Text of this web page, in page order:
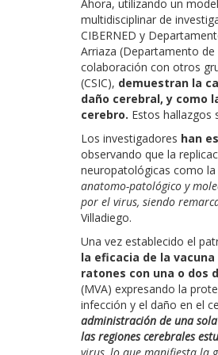
Ahora, utilizando un
multidisciplinar de
CIBERNED y
Arriaza (Departamento de
colaboración con otros
(CSIC), demuestran la
daño cerebral, y como
cerebro. Estos hallazgos
Los investigadores han
observando que la
neuropatológicas como la
anatomo-patológico y
por el virus, siendo
Villadiego.
Una vez establecido el
la eficacia de la vacuna
ratones con una o dos
(MVA) expresando la
infección y el daño en el
administración de una sola
las regiones cerebrales
virus, lo que manifiesta la